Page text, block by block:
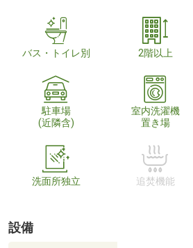
バス・トイレ別 2階以上
駐車場
(近隣含)
室内洗濯機
置き場
洗面所独立 追焚機能
設備